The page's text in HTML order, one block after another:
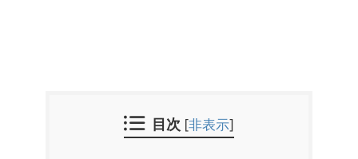
目次 [非表示]